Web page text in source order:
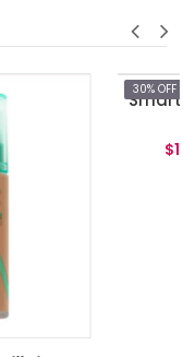
30% OFF Smart Shade Ageless Foundation Light